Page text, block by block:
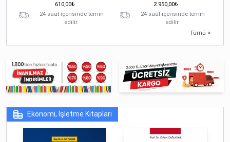
610,00₺
24 saat içerisinde temin
edilir.
2.950,00₺
24 saat içerisinde temin
edilir.
Tümü >
Ekonomi, İşletme Kitapları